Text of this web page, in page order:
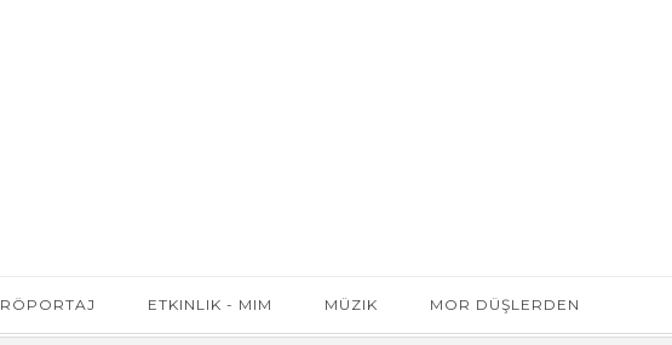
RÖPORTAJ ETKINLIK - MIM MÜZIK MOR DÜŞLERDEN